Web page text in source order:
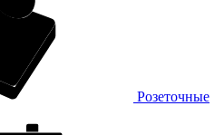
Розеточные